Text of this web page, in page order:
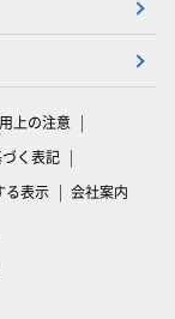
上の注意
く表記
る表示 会社案内